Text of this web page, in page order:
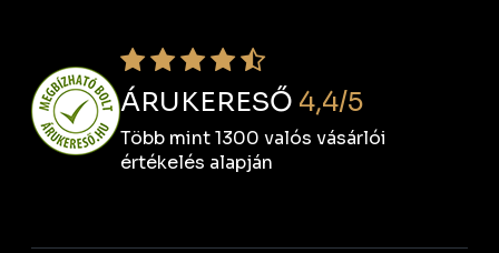
ÁRUKERESŐ 4,4/5
Több mint 1300 valós vásárlói
értékelés alapján